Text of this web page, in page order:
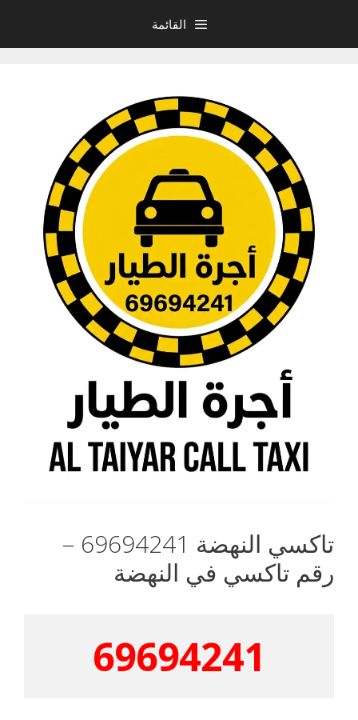
المحتوى
القائمة
تاكسي النهضة 69694241 –
رقم تاكسي في النهضة
69694241